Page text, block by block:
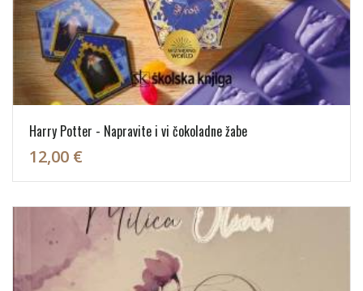
Harry Potter - Napravite i vi čokoladne žabe
12,00 €